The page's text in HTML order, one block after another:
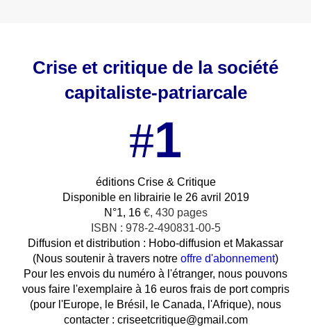
Crise et critique de la société
capitaliste-patriarcale
#1
éditions Crise & Critique
Disponible en librairie le 26 avril 2019
N°1, 16 €, 430 pages
ISBN : 978-2-490831-00-5
Diffusion et distribution : Hobo-diffusion et Makassar
(Nous soutenir à travers notre offre d'abonnement)
Pour les envois du numéro à l'étranger, nous pouvons
vous faire l'exemplaire à 16 euros frais de port compris
(pour l'Europe, le Brésil, le Canada, l'Afrique), nous
contacter : criseetcritique@gmail.com